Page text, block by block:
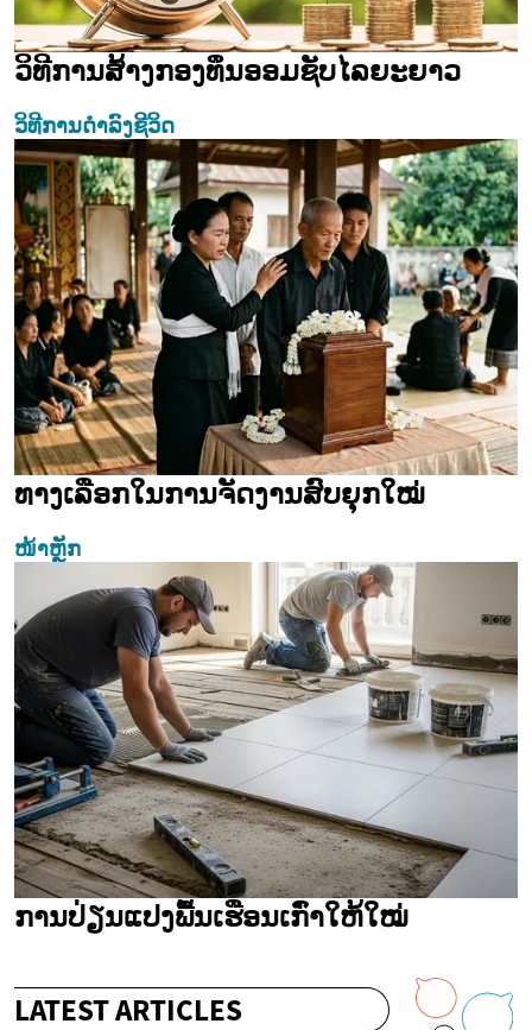
ວິທີການສ້າງກອງທຶນອອມຊັບໄລຍະຍາວ
ວິທີການດຳລົງຊີວິດ
ທາງເລືອກໃນການຈັດງານສົບຍຸກໃໝ່
ໜ້າຫຼັກ
ການປ່ຽນແປງພື້ນເຮືອນເກົ່າໃຫ້ໃໝ່
LATEST ARTICLES